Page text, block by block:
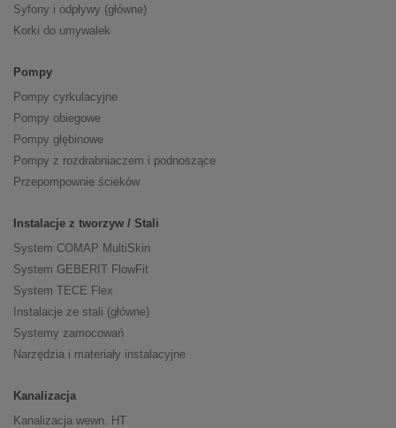
Syfony i odpływy (główne)
Korki do umywalek
Pompy
Pompy cyrkulacyjne
Pompy obiegowe
Pompy głębinowe
Pompy z rozdrabniaczem i podnoszące
Przepompownie ścieków
Instalacje z tworzyw / Stali
System COMAP MultiSkin
System GEBERIT FlowFit
System TECE Flex
Instalacje ze stali (główne)
Systemy zamocowań
Narzędzia i materiały instalacyjne
Kanalizacja
Kanalizacja wewn. HT